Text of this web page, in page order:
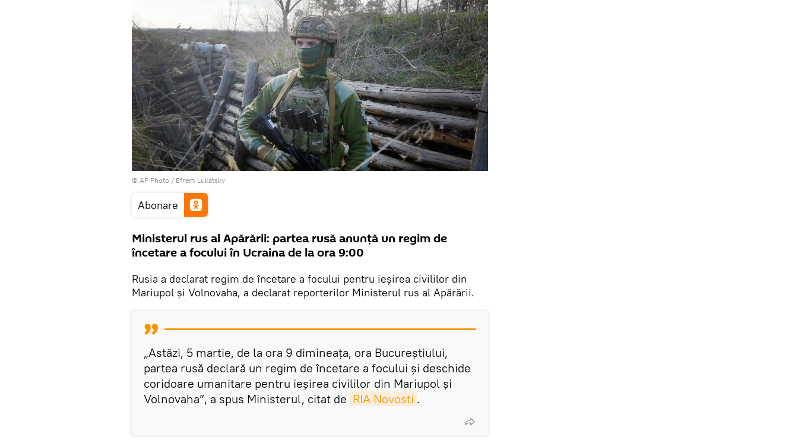
© AP Photo / Efrem Lukatsky
Abonare
Ministerul rus al Apărării: partea rusă anunță un regim de
încetare a focului în Ucraina de la ora 9:00
Rusia a declarat regim de încetare a focului pentru ieșirea civililor din
Mariupol și Volnovaha, a declarat reporterilor Ministerul rus al Apărării.
„Astăzi, 5 martie, de la ora 9 dimineața, ora Bucureștiului,
partea rusă declară un regim de încetare a focului și deschide
coridoare umanitare pentru ieșirea civililor din Mariupol și
Volnovaha”, a spus Ministerul, citat de RIA Novosti .